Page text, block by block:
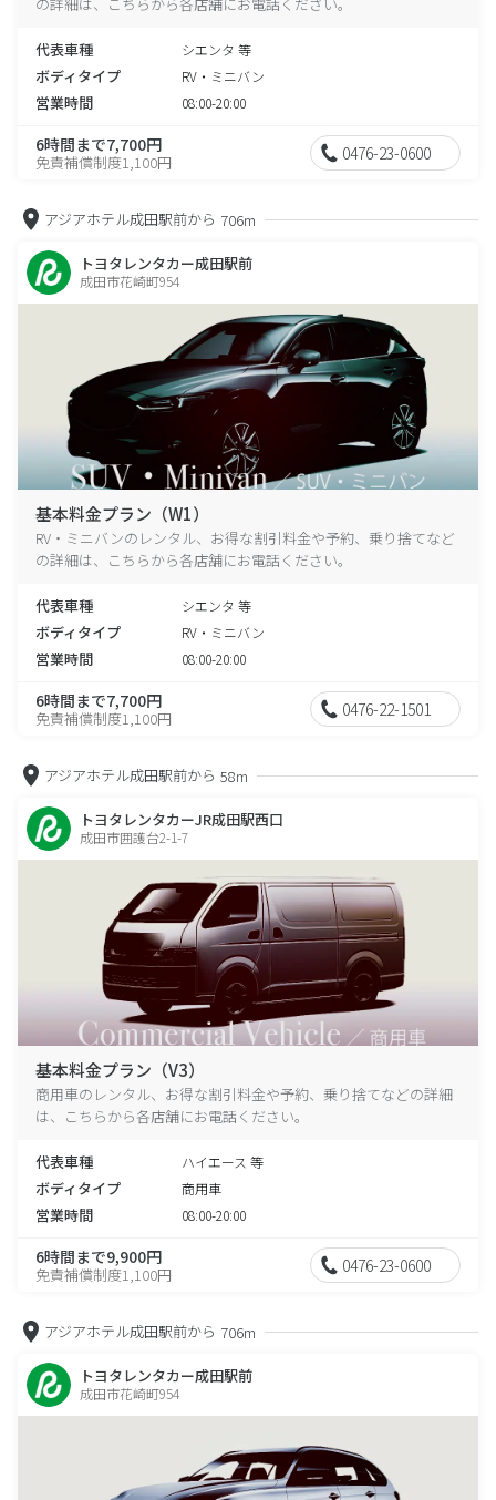
代表車種 シエンタ 等
ボディタイプ RV・ミニバン
営業時間 08:00-20:00
6時間まで7,700円
免責補償制度1,100円 0476-23-0600
アジアホテル成田駅前から 706m
トヨタレンタカー成田駅前
成田市花崎町954
基本料金プラン（W1）
RV・ミニバンのレンタル、お得な割引料金や予約、乗り捨てなど
の詳細は、こちらから各店舗にお電話ください。
代表車種 シエンタ 等
ボディタイプ RV・ミニバン
営業時間 08:00-20:00
6時間まで7,700円
免責補償制度1,100円 0476-22-1501
アジアホテル成田駅前から 58m
トヨタレンタカーJR成田駅西口
成田市囲護台2-1-7
基本料金プラン（V3）
商用車のレンタル、お得な割引料金や予約、乗り捨てなどの詳細
は、こちらから各店舗にお電話ください。
代表車種 ハイエース 等
ボディタイプ 商用車
営業時間 08:00-20:00
6時間まで9,900円
免責補償制度1,100円 0476-23-0600
アジアホテル成田駅前から 706m
トヨタレンタカー成田駅前
成田市花崎町954